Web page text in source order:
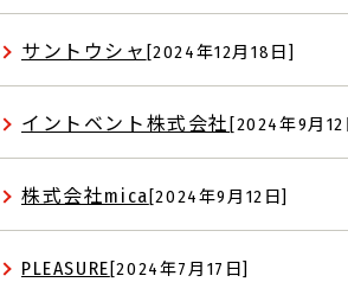
サントウシャ [2024年12月18日]
イントベント株式会社 [2024年9月12
株式会社mica [2024年9月12日]
PLEASURE [2024年7月17日]